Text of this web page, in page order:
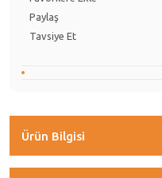
Paylaş
Tavsiye Et
Ürün Bilgisi